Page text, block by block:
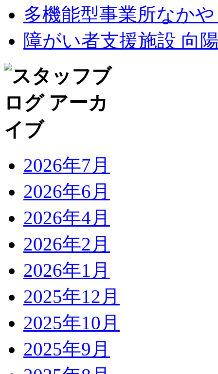
多機能型事業所なか
障がい者支援施設 向
2026年7月
2026年6月
2026年4月
2026年2月
2026年1月
2025年12月
2025年10月
2025年9月